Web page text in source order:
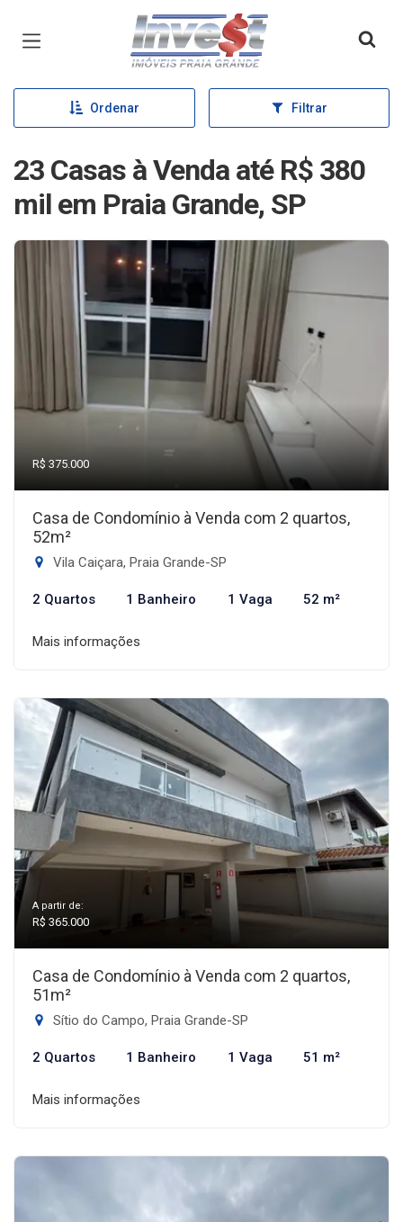
Página inicial
Ordenar Filtrar
23 Casas à Venda até R$ 380
mil em Praia Grande, SP
R$ 375.000
Casa de Condomínio à Venda com 2 quartos,
52m²
Vila Caiçara, Praia Grande-SP
2 Quartos 1 Banheiro 1 Vaga 52 m²
Mais informações
A partir de:
R$ 365.000
Casa de Condomínio à Venda com 2 quartos,
51m²
Sítio do Campo, Praia Grande-SP
2 Quartos 1 Banheiro 1 Vaga 51 m²
Mais informações